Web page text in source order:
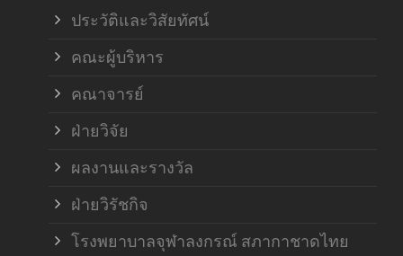
ประวัติและวิสัยทัศน์
คณะผู้บริหาร
คณาจารย์
ฝ่ายวิจัย
ผลงานและรางวัล
ฝ่ายวิรัชกิจ
โรงพยาบาลจุฬาลงกรณ์ สภากาชาดไทย